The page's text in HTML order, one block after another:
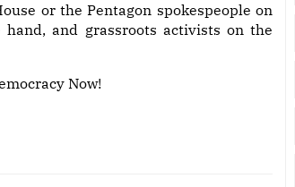
or the Pentagon spokespeople on
hand, and grassroots activists on the
Now!